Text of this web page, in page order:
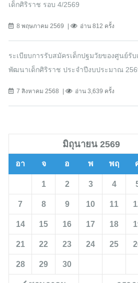
เด็กศิริราช รอบ 4/2569
8 พฤษภาคม 2569 อ่าน 812 ครั้ง
ระเบียบการรับสมัครเด็กปฐมวัยของศูนย์รับ
พัฒนาเด็กศิริราช ประจำปีงบประมาณ
7 สิงหาคม 2568 อ่าน 3,639 ครั้ง
มิถุนายน 2569
อา จ อ พ พฤ
1 2 3 4
7 8 9 10 11
14 15 16 17 18
21 22 23 24 25
28 29 30